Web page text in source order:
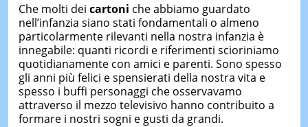
Che molti dei cartoni che abbiamo guardato
nell’infanzia siano stati fondamentali o almeno
particolarmente rilevanti nella nostra infanzia è
innegabile: quanti ricordi e riferimenti scioriniamo
quotidianamente con amici e parenti. Sono spesso
gli anni più felici e spensierati della nostra vita e
spesso i buffi personaggi che osservavamo
attraverso il mezzo televisivo hanno contribuito a
formare i nostri sogni e gusti da grandi.